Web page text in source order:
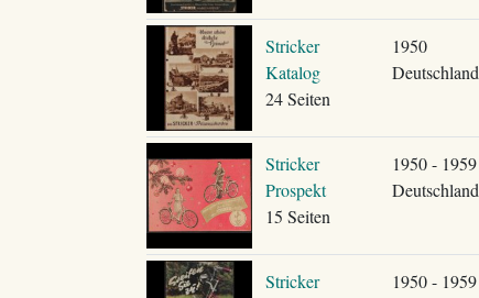
Stricker
Katalog
24 Seiten
1950
Deutschland
Stricker
Prospekt
15 Seiten
1950 - 1959
Deutschland
Stricker
1950 - 1959